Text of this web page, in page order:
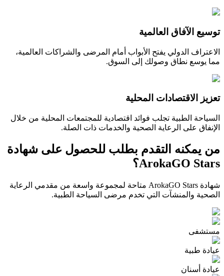
توسيع الآفاق العالمية
الاعتراف الدولي يفتح الأبواب أمام المرضى والشراكات العالمية،
مما يوسع نطاق وصولك إلى السوق.
تعزيز الاقتصادات المحلية
السياحة الطبية تجلب فوائد اقتصادية للمجتمعات المحلية من خلال
الإنفاق على الرعاية الصحية والخدمات ذات الصلة.
من يمكنه التقدم بطلب للحصول على شهادة
ArokaGO Stars؟
شهادة ArokaGO Stars متاحة لمجموعة واسعة من مقدمي الرعاية
الصحية والمنشآت التي تخدم مرضى السياحة الطبية.
مستشفى
عيادة طبية
عيادة أسنان